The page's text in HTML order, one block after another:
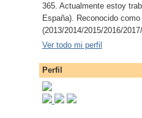
365. Actualmente estoy
España). Reconocido
(2013/2014/2015/2016/
Ver todo mi perfil
Perfil